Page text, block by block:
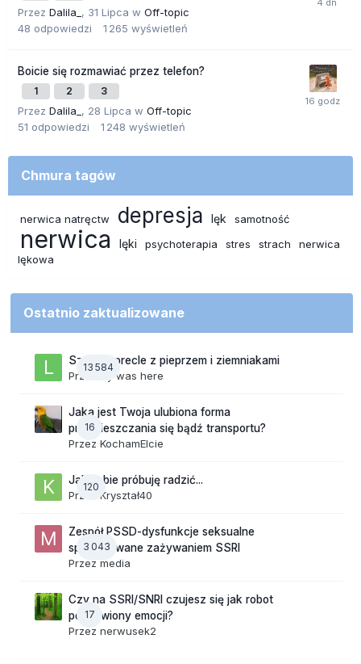
Przez Dalila_ , 31 Lipca w Off-topic
48 odpowiedzi 1 265 wyświetleń
Boicie się rozmawiać przez telefon?
1 2 3
Przez Dalila_ , 28 Lipca w Off-topic
51 odpowiedzi 1 248 wyświetleń
Chmura tagów
nerwica natręctw depresja lęk samotność
nerwica lęki psychoterapia stres strach
nerwica
lękowa
Ostatnio zaktualizowane
13 584
Szalone precle z pieprzem i ziemniakami
Przez
lily was here
16
Jaka jest Twoja ulubiona forma
przemieszczania się bądź transportu?
Przez KochamElcie
120
Jak sobie próbuję radzić...
Przez Kryształ40
3 043
Zespół PSSD-dysfunkcje seksualne
spowodowane zażywaniem SSRI
Przez media
17
Czy na SSRI/SNRI czujesz się jak robot
pozbawiony emocji?
Przez nerwusek2